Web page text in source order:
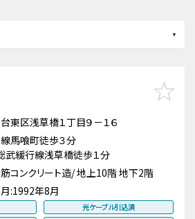
東区浅草橋１丁目９－１６
馬喰町徒歩３分
武緩行線浅草橋徒歩１分
コンクリート造/ 地上10階 地下2階
:1992年8月
光ケーブル引込済